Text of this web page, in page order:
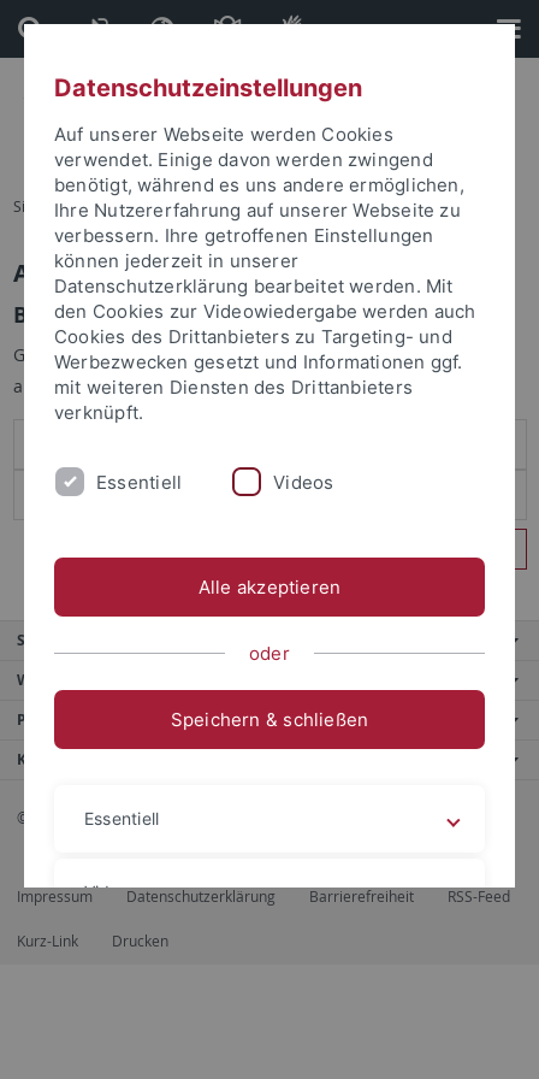
Direkt
zum
Inhalt
Direkt
zur
Fußleiste
Sie sind hier: Startseite
Anmelden
Benutzeranmeldung
Geben Sie Ihren Benutzernamen und Ihr Passwort an um sich
anzumelden:
Service
Weitere Angebote
Portale
Kontaktinfo
© 2026 Eberhard Karls Universität Tübingen, Tübingen
Impressum Datenschutzerklärung Barrierefreiheit RSS-Feed
Kurz-Link Drucken
Datenschutzeinstellungen
Auf unserer Webseite werden Cookies
verwendet. Einige davon werden zwingend
benötigt, während es uns andere ermöglichen,
Ihre Nutzererfahrung auf unserer Webseite zu
verbessern. Ihre getroffenen Einstellungen
können jederzeit in unserer
Datenschutzerklärung bearbeitet werden. Mit
den Cookies zur Videowiedergabe werden auch
Cookies des Drittanbieters zu Targeting- und
Werbezwecken gesetzt und Informationen ggf.
mit weiteren Diensten des Drittanbieters
verknüpft.
Essentiell Videos
Alle akzeptieren
oder
Speichern & schließen
Essentiell
Videos